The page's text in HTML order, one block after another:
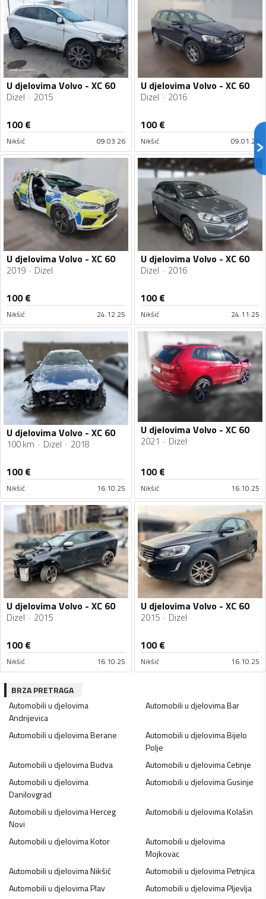
U djelovima Volvo - XC 60
Dizel 2015
100€
Nikšić 09.03.26
U djelovima Volvo - XC 60
Dizel 2016
100€
Nikšić 09.01.26
U djelovima Volvo - XC 60
2019 Dizel
100€
Nikšić 24.12.25
U djelovima Volvo - XC 60
Dizel 2016
100€
Nikšić 24.11.25
U djelovima Volvo - XC 60
100 km Dizel 2018
100€
Nikšić 16.10.25
U djelovima Volvo - XC 60
2021 Dizel
100€
Nikšić 16.10.25
U djelovima Volvo - XC 60
Dizel 2015
100€
Nikšić 16.10.25
U djelovima Volvo - XC 60
2015 Dizel
100€
Nikšić 16.10.25
BRZA PRETRAGA
Automobili u djelovima
Andrijevica
Automobili u djelovimaBar
Automobili u djelovimaBerane Automobili u djelovimaBijelo
Polje
Automobili u djelovimaBudva Automobili u djelovimaCetinje
Automobili u djelovima
Danilovgrad
Automobili u djelovimaGusinje
Automobili u djelovimaHerceg
Novi
Automobili u djelovimaKolašin
Automobili u djelovimaKotor
Automobili u djelovima
Mojkovac
Automobili u djelovimaNikšić Automobili u djelovimaPetnjica
Automobili u djelovimaPlav Automobili u djelovimaPljevlja